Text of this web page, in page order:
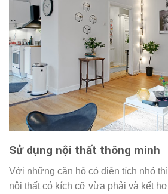
Sử dụng nội thất thông minh
Với những căn hộ có diện tích nhỏ
nội thất có kích cỡ vừa phải và kết